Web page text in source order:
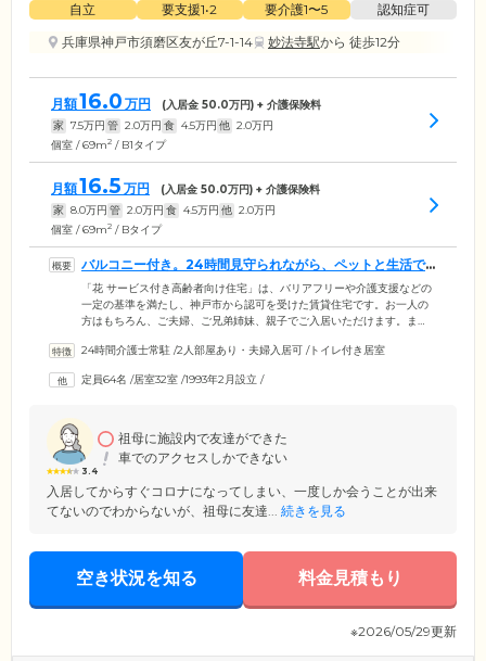
自立 要支援1•2 要介護1〜5
認知症可
兵庫県神戸市須磨区友が丘7-1-14
妙法寺駅から 徒歩12分
月額16.0 万円 (入居金 50.0万円) + 介護保険料
家 7.5万円 管 2.0万円 食 4.5万円 他 2.0万円
個室 / 69m2 / B1タイプ
月額16.5 万円 (入居金 50.0万円) + 介護保険料
家 8.0万円 管 2.0万円 食 4.5万円 他 2.0万円
個室 / 69m2 / Bタイプ
バルコニー付き。24時間見守られながら、ペットと生活で
きる賃貸住宅です
「花 サービス付き高齢者向け住宅」は、バリアフリーや介護支援などの
一定の基準を満たし、神戸市から認可を受けた賃貸住宅です。お一人の
方はもちろん、ご夫婦、ご兄弟姉妹、親子でご入居いただけます。ま
ことが可能です。日常生活のサポートはもちろんのこと、防犯面もしっ
的な巡回や各所にある防犯カメラのチェックによりご入居者様の安心を
す。
24時間介護士常駐 /2人部屋あり・夫婦入居可 /トイレ付き居室
定員64名 /居室32室 /1993年2月設立 /
3.4
祖母に施設内で友達ができた
車でのアクセスしかできない
入居してからすぐコロナになってしまい、一度しか会うことが出来
てないのでわからないが、祖母に友達... 続きを見る
空き状況を知る 料金見積もり
※2026/05/29更新